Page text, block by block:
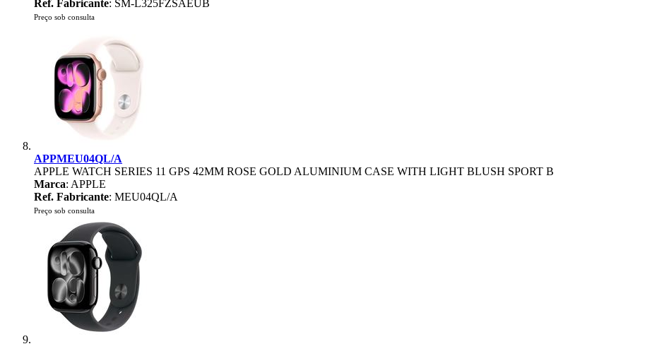
Ref. Fabricante: SM-L325FZSAEUB
Preço sob consulta
APPMEU04QL/A
APPLE WATCH SERIES 11 GPS 42MM ROSE GOLD ALUMINIUM CASE WITH LIGHT BLUSH SPORT B
Marca: APPLE
Ref. Fabricante: MEU04QL/A
Preço sob consulta